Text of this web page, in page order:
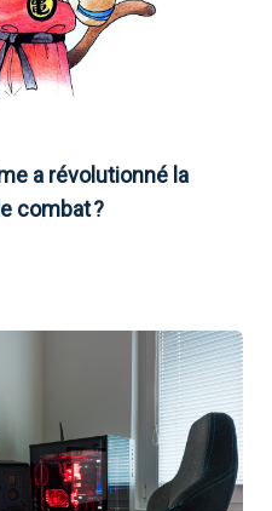
a révolutionné la
combat ?